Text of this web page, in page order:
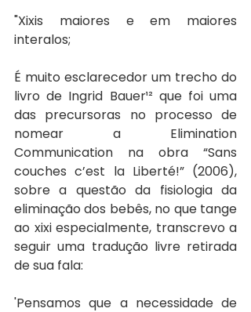
"Xixis maiores e em maiores
interalos;
É muito esclarecedor um trecho do
livro de Ingrid Bauer¹² que foi uma
das precursoras no processo de
nomear a Elimination
Communication na obra “Sans
couches c’est la Liberté!” (2006),
sobre a questão da fisiologia da
eliminação dos bebês, no que tange
ao xixi especialmente, transcrevo a
seguir uma tradução livre retirada
de sua fala:
'Pensamos que a necessidade de